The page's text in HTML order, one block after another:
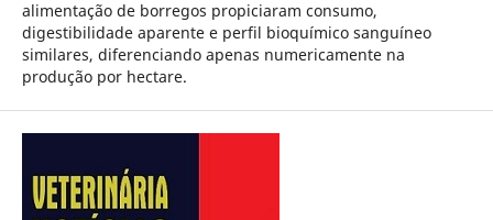
alimentação de borregos propiciaram consumo,
digestibilidade aparente e perfil bioquímico sanguíneo
similares, diferenciando apenas numericamente na
produção por hectare.